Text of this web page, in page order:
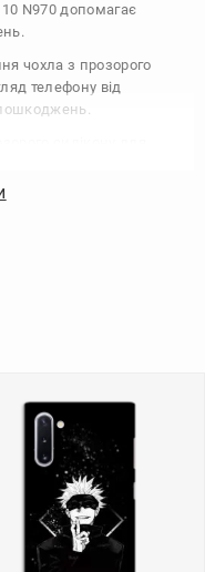
N970 допомагає
чохла з прозорого
телефону від
для людей, які
аксесуар, який